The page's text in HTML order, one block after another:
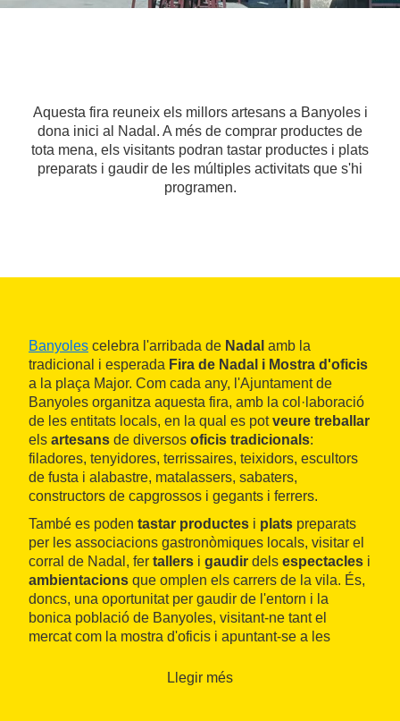
Aquesta fira reuneix els millors artesans a Banyoles i
dona inici al Nadal. A més de comprar productes de
tota mena, els visitants podran tastar productes i plats
preparats i gaudir de les múltiples activitats que s'hi
programen.
Banyoles celebra l'arribada de Nadal amb la
tradicional i esperada Fira de Nadal i Mostra d'oficis
a la plaça Major. Com cada any, l'Ajuntament de
Banyoles organitza aquesta fira, amb la col·laboració
de les entitats locals, en la qual es potveure treballar
els artesans de diversos oficis tradicionals:
filadores, tenyidores, terrissaires, teixidors, escultors
de fusta i alabastre, matalassers, sabaters,
constructors de capgrossos i gegants i ferrers.
També es poden tastar productes i plats preparats
per les associacions gastronòmiques locals, visitar el
corral de Nadal, fer tallers i gaudir dels espectacles i
ambientacions que omplen els carrers de la vila. És,
doncs, una oportunitat per gaudir de l'entorn i la
bonica població de Banyoles, visitant-ne tant el
mercat com la mostra d'oficis i apuntant-se a les
infants.
Llegir més